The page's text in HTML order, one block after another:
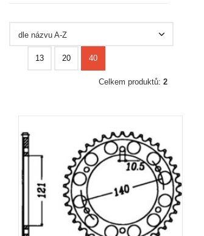
dle názvu A-Z
13 20 40
Celkem produktů: 2